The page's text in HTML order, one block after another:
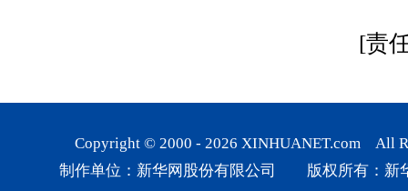
[责
Copyright © 2000 - 2026 XINHUANET.com All
制作单位：新华网股份有限公司 版权所有：新